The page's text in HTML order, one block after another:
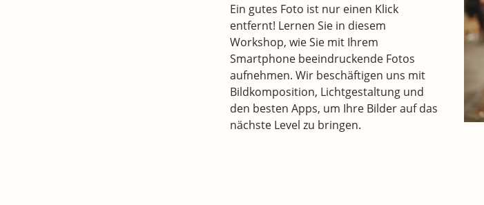
Ein gutes Foto ist nur einen Klick
entfernt! Lernen Sie in diesem
Workshop, wie Sie mit Ihrem
Smartphone beeindruckende Fotos
aufnehmen. Wir beschäftigen uns mit
Bildkomposition, Lichtgestaltung und
den besten Apps, um Ihre Bilder auf das
nächste Level zu bringen.